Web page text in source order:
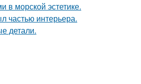
в морской эстетике.
частью интерьера.
детали.